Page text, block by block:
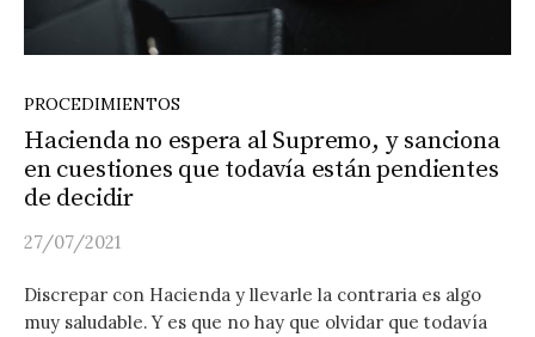
PROCEDIMIENTOS
Hacienda no espera al Supremo, y sanciona
en cuestiones que todavía están pendientes
de decidir
27/07/2021
Discrepar con Hacienda y llevarle la contraria es algo
muy saludable. Y es que no hay que olvidar que todavía